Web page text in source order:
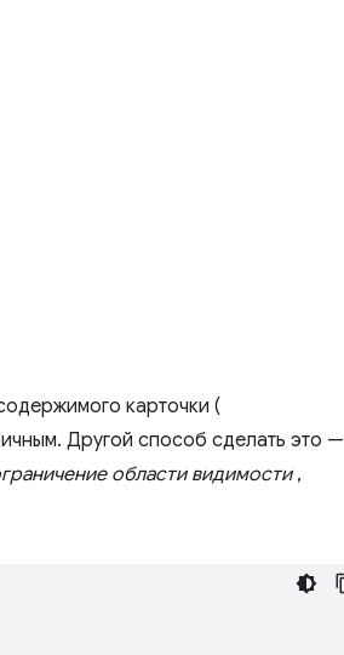
карточки (
Другой способ сделать это —
области видимости,